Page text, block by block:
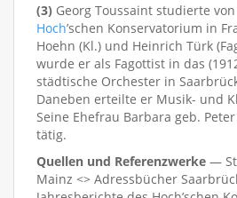
(3) Georg Toussaint studierte
Hoch’schen Konservatorium in
Hoehn (Kl.) und Heinrich Türk
wurde er als Fagottist in das
städtische Orchester in
Daneben erteilte er Musik- und
Seine Ehefrau Barbara geb.
tätig.
Quellen und Referenzwerke —
Mainz <> Adressbücher